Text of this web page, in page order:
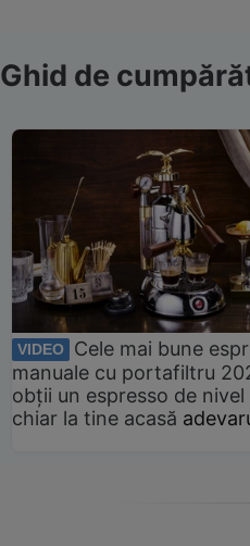
Ghid de
VIDEO
Cele mai bune
manuale cu portafiltru
obții un espresso de nivel
chiar la tine acasă